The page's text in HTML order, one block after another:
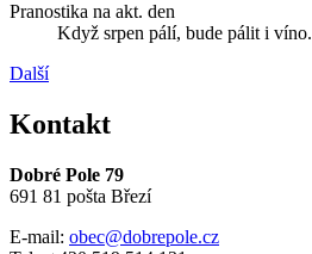
Pranostika na akt. den
Když srpen pálí, bude pálit i víno.
Další
Kontakt
Dobré Pole 79
691 81 pošta Březí
E-mail: obec@dobrepole.cz